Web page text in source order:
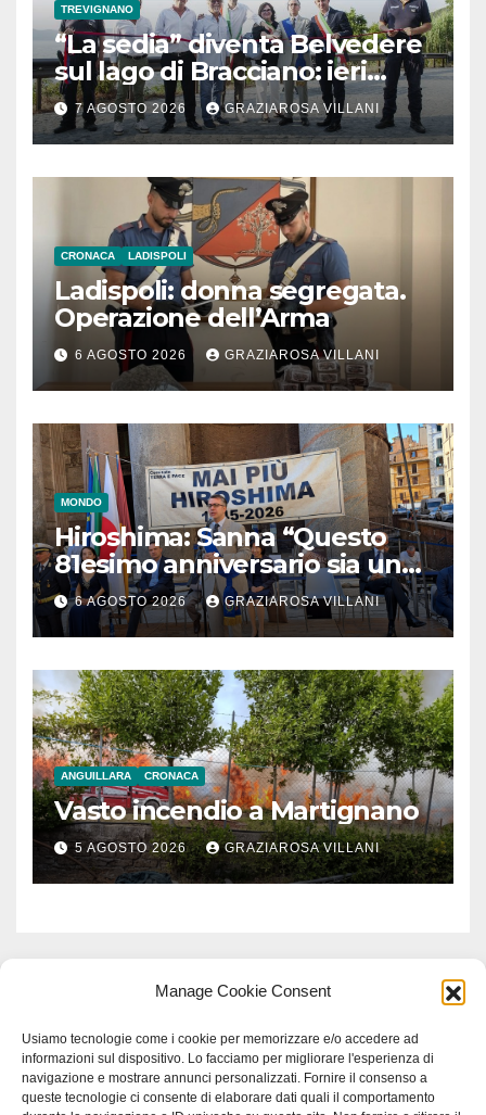
Manage Cookie Consent
Usiamo tecnologie come i cookie per memorizzare e/o accedere ad
informazioni sul dispositivo. Lo facciamo per migliorare l'esperienza di
navigazione e mostrare annunci personalizzati. Fornire il consenso a
queste tecnologie ci consente di elaborare dati quali il comportamento
TREVIGNANO
“La sedia” diventa Belvedere
sul lago di Bracciano: ieri
l’inaugurazione
7 AGOSTO 2026 GRAZIAROSA VILLANI
CRONACA LADISPOLI
Ladispoli: donna segregata.
Operazione dell’Arma
6 AGOSTO 2026 GRAZIAROSA VILLANI
MONDO
Hiroshima: Sanna “Questo
81esimo anniversario sia un
monito per tutti”
6 AGOSTO 2026 GRAZIAROSA VILLANI
ANGUILLARA CRONACA
Vasto incendio a Martignano
5 AGOSTO 2026 GRAZIAROSA VILLANI